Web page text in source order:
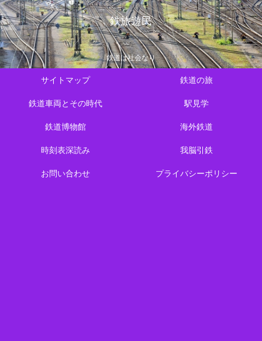
鉄旅遊民
鉄道は社会なり
サイトマップ 鉄道の旅
鉄道車両とその時代 駅見学
鉄道博物館 海外鉄道
時刻表深読み 我脳引鉄
お問い合わせ プライバシーポリシー